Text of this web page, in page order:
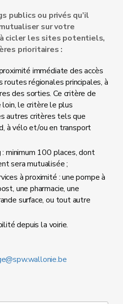
publics ou privés qu’il
sur votre
cicler les sites potentiels,
prioritaires :
immédiate des accès
routes régionales principales, à
des sorties. Ce critère de
le critère le plus
autres critères tels que
à vélo et/ou en transport
minimum 100 places, dont
sera mutualisée ;
à proximité : une pompe à
une pharmacie, une
surface, ou tout autre
depuis la voirie.